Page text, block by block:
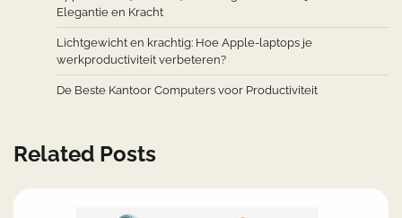
Elegantie en Kracht
Lichtgewicht en krachtig: Hoe Apple-laptops je
werkproductiviteit verbeteren?
De Beste Kantoor Computers voor Productiviteit
Related Posts